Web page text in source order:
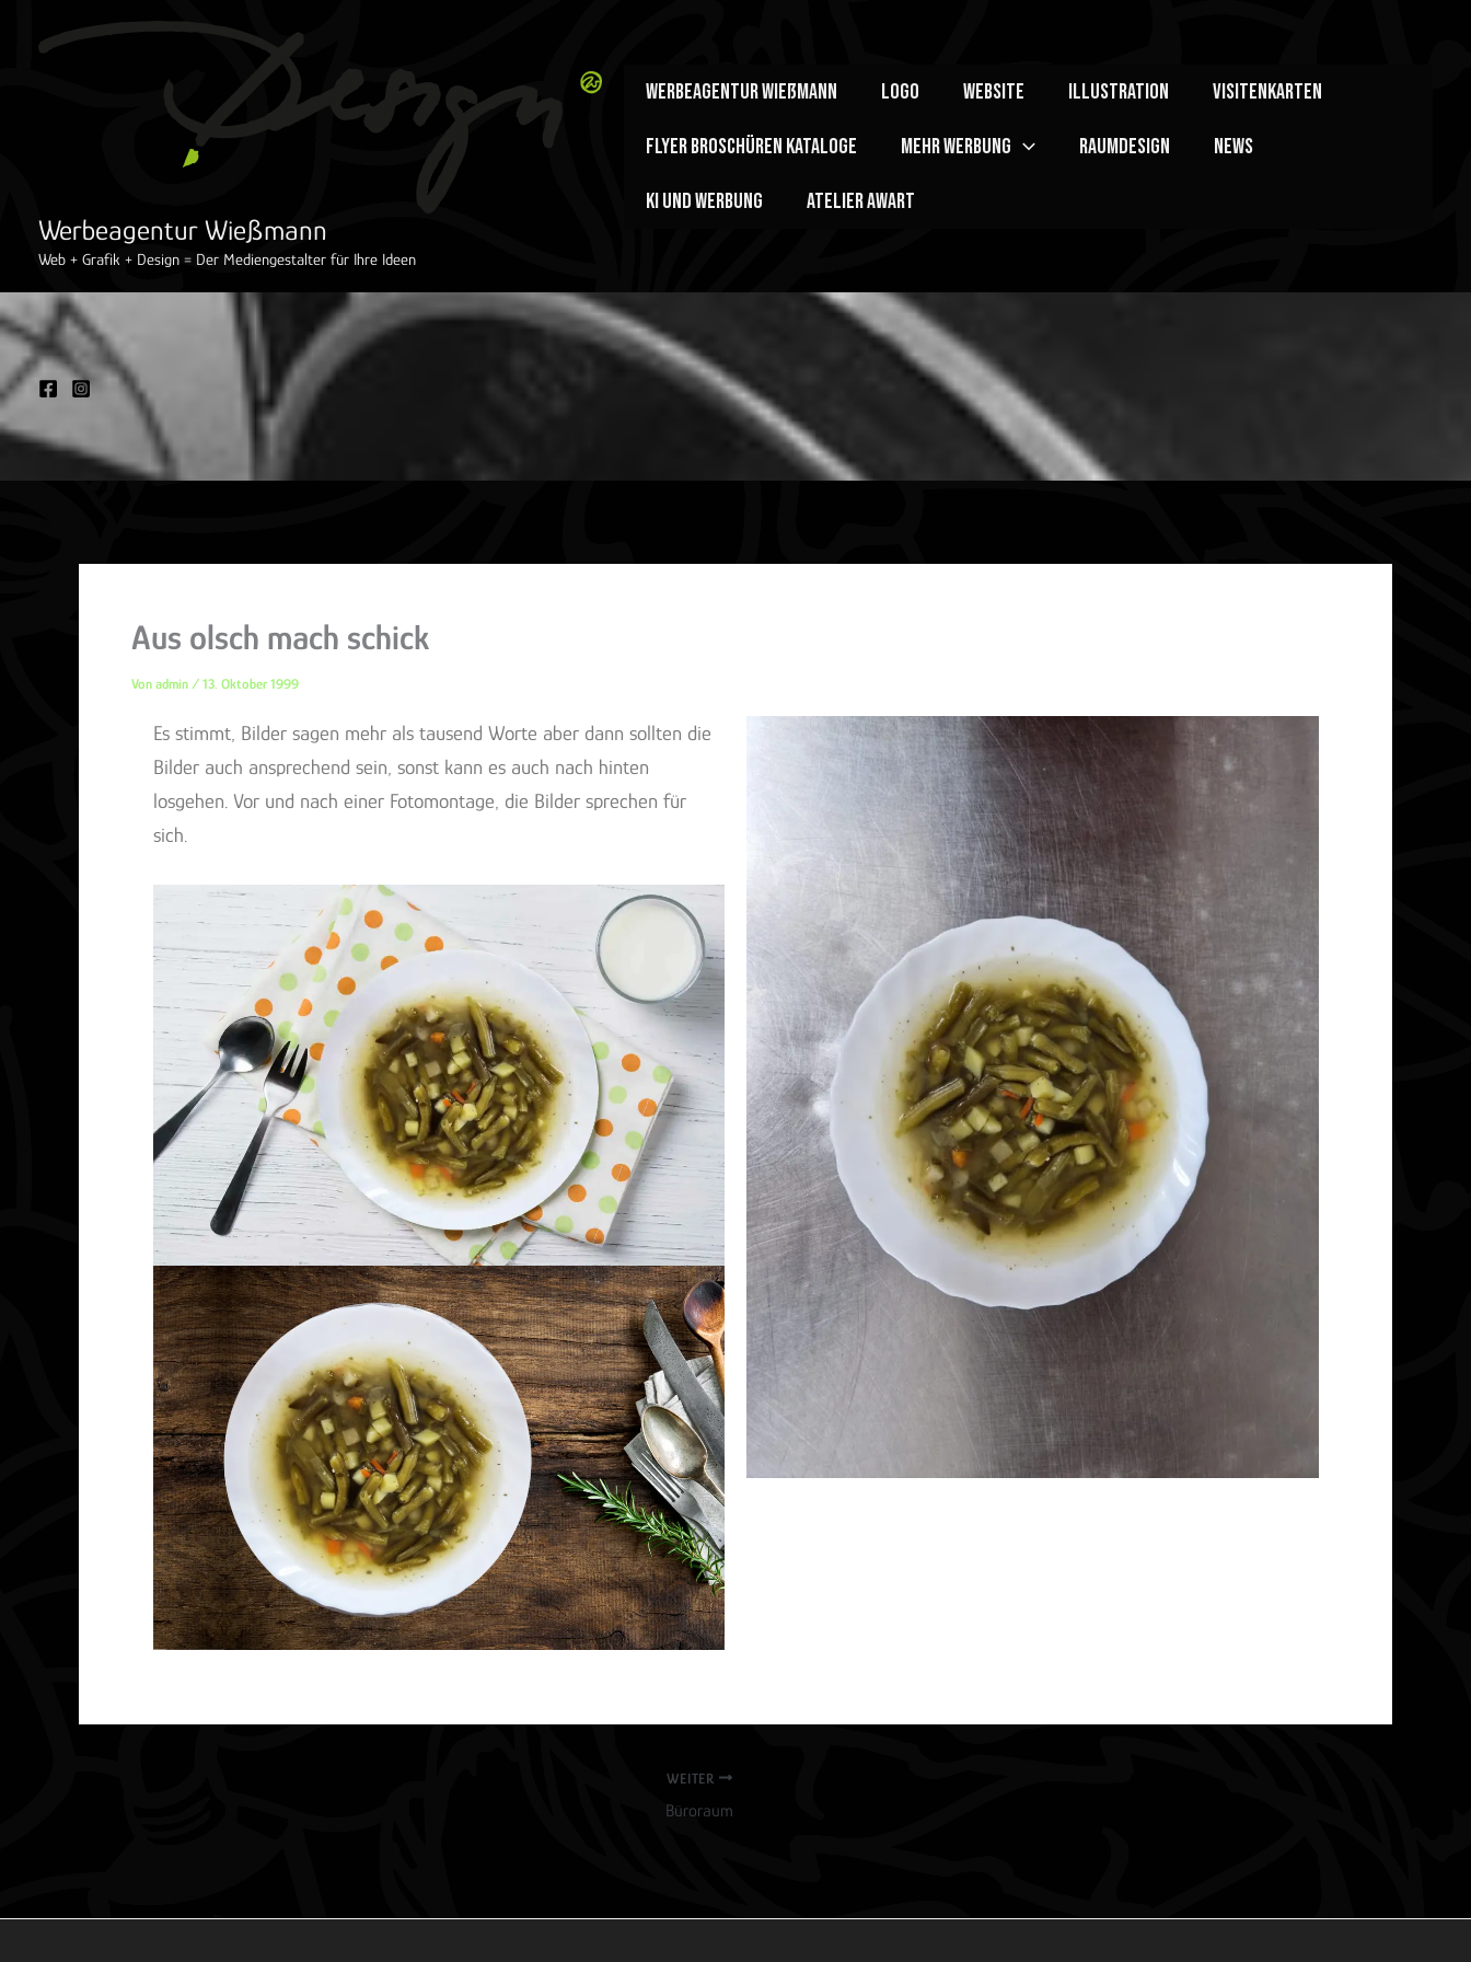
springen
Inhalt
Werbeagentur Wießmann
Web + Grafik + Design = Der Mediengestalter für Ihre Ideen
Werbeagentur Wießmann Logo Website Illustration Visitenkarten
Flyer Broschüren Kataloge mehr Werbung Raumdesign News
KI und Werbung Atelier AWART
Aus olsch mach schick
Von admin / 13. Oktober 1999
Es stimmt, Bilder sagen mehr als tausend Worte aber dann sollten die
Bilder auch ansprechend sein, sonst kann es auch nach hinten
losgehen. Vor und nach einer Fotomontage, die Bilder sprechen für
sich.
WEITER
Büroraum